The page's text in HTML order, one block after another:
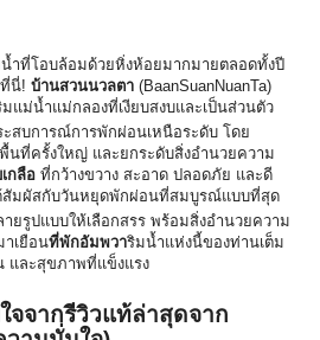
ำที่โอบล้อมด้วยหิ่งห้อยมากมายตลอดทั้งปี
นี่! บ้านสวนนวลตา (BaanSuanNuanTa)
มแม่น้ำแม่กลองที่เงียบสงบและเป็นส่วนตัว
ะสบการณ์การพักผ่อนเหนือระดับ โดย
นที่ครั้งใหญ่ และยกระดับสิ่งอำนวยความ
กลือ ที่กว้างขวาง สะอาด ปลอดภัย และดี
มผัสกับวันหยุดพักผ่อนที่สมบูรณ์แบบที่สุด
ยรูปแบบให้เลือกสรร พร้อมสิ่งอำนวยความ
าเยือนที่พักอัมพวาริมน้ำแห่งนี้ของท่านเต็ม
และสุขภาพที่แข็งแรง
จจากรีวิวแท้ล่าสุดจาก